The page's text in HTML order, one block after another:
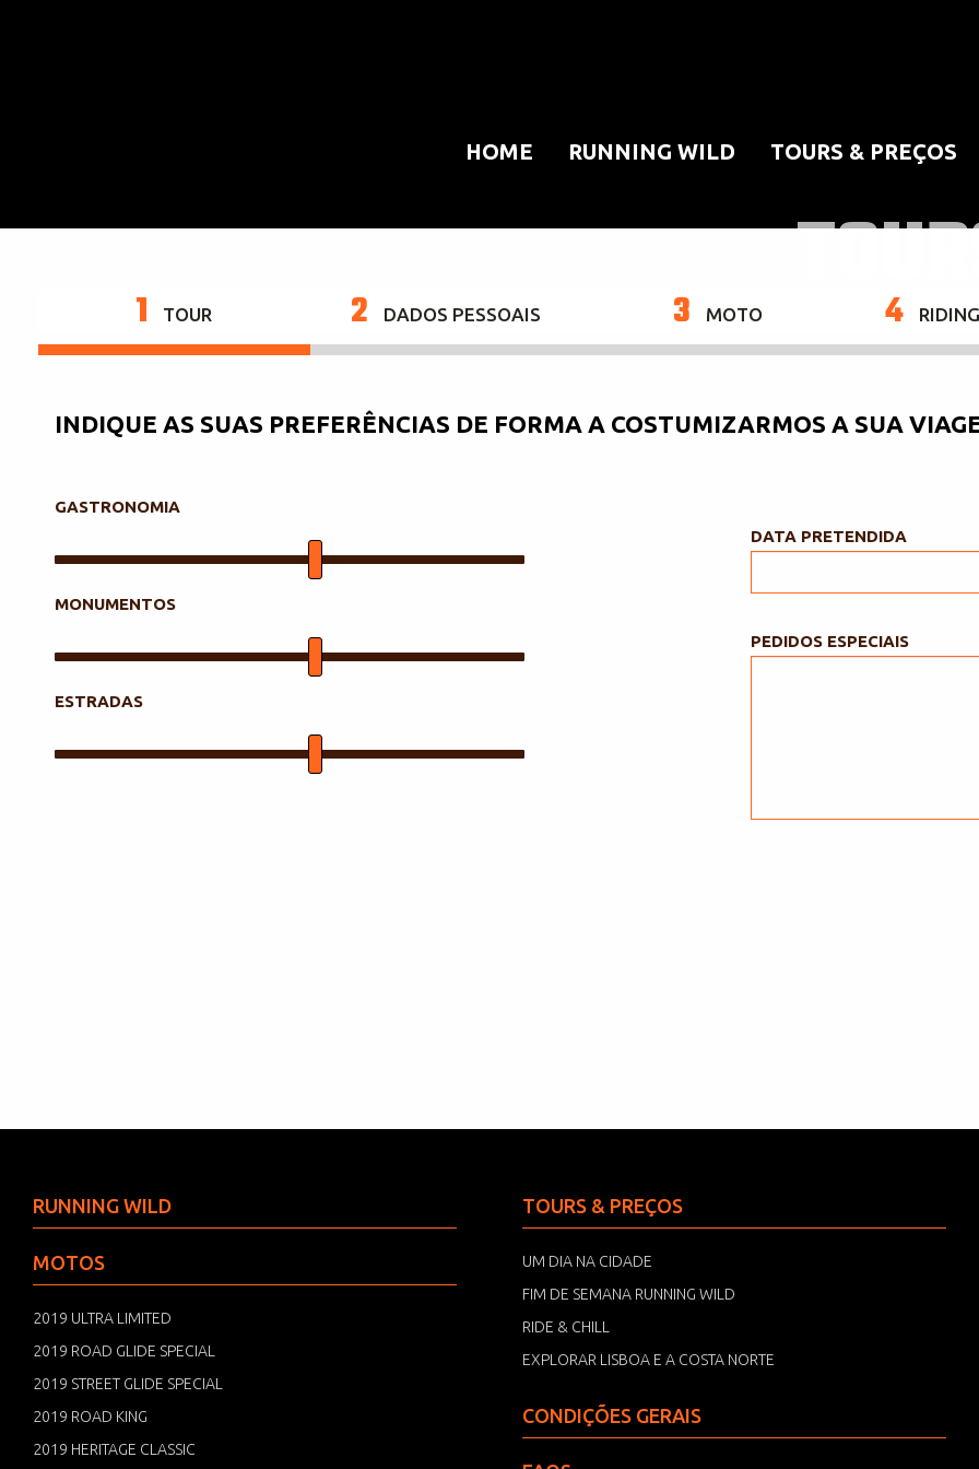
HOME RUNNING WILD TOURS & PREÇOS
1 TOUR 2 DADOS PESSOAIS 3 MOTO 4
INDIQUE AS SUAS PREFERÊNCIAS DE FORMA A COSTUMIZARMOS A SUA
GASTRONOMIA
MONUMENTOS
ESTRADAS
DATA PRETENDIDA
PEDIDOS ESPECIAIS
RUNNING WILD
MOTOS
2019 ULTRA LIMITED
2019 ROAD GLIDE SPECIAL
2019 STREET GLIDE SPECIAL
2019 ROAD KING
2019 HERITAGE CLASSIC
TOURS & PREÇOS
UM DIA NA CIDADE
FIM DE SEMANA RUNNING WILD
RIDE & CHILL
EXPLORAR LISBOA E A COSTA NORTE
CONDIÇÕES GERAIS